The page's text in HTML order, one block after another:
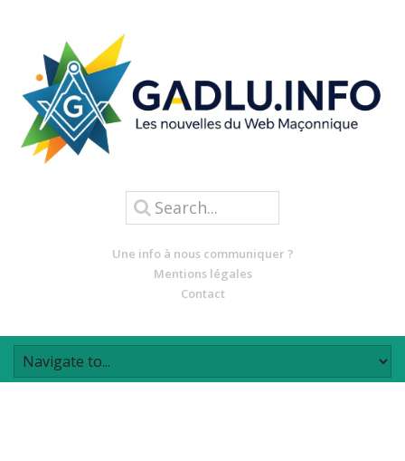
Une info à nous communiquer ?
Mentions légales
Contact